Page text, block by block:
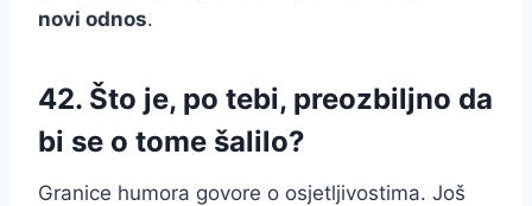
novi odnos.
42. Što je, po tebi, preozbiljno da
bi se o tome šalilo?
Granice humora govore o osjetljivostima. Još